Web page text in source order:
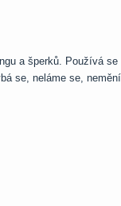
a šperků. Používá se
se, neláme se,